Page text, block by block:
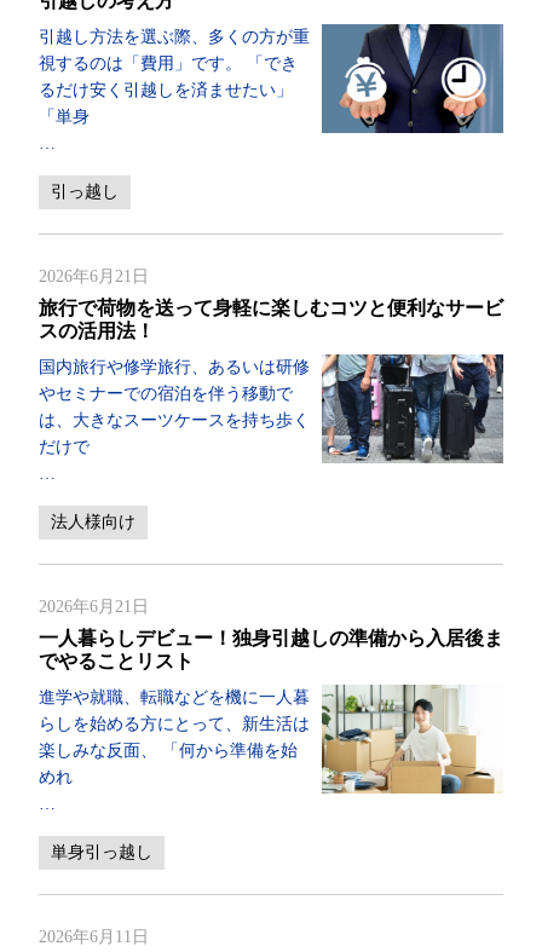
引越し方法を選ぶ際、多くの方が重
視するのは「費用」です。 「でき
るだけ安く引越しを済ませたい」
「単身
引っ越し
2026年6月21日
旅行で荷物を送って身軽に楽しむコツと便利なサービ
スの活用法！
国内旅行や修学旅行、あるいは研修
やセミナーでの宿泊を伴う移動で
は、大きなスーツケースを持ち歩く
だけで
法人様向け
2026年6月21日
一人暮らしデビュー！独身引越しの準備から入居後ま
でやることリスト
進学や就職、転職などを機に一人暮
らしを始める方にとって、新生活は
楽しみな反面、 「何から準備を始
めれ
単身引っ越し
2026年6月11日